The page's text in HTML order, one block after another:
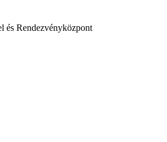
és Rendezvényközpont